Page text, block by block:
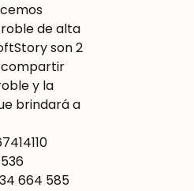
de alta
son 2
compartir
y la
brindará a
664 585